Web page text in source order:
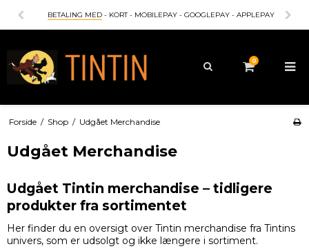
BETALING MED- KORT - MOBILEPAY - GOOGLEPAY - APPLEPAY
0
Forside / Shop / Udgået Merchandise
Udgået Merchandise
Udgået Tintin merchandise – tidligere
produkter fra sortimentet
Her finder du en oversigt over Tintin merchandise fra Tintins
univers, som er udsolgt og ikke længere i sortiment.